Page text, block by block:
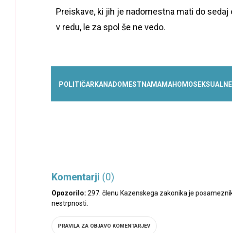
Preiskave, ki jih je nadomestna mati do
v redu, le za spol še ne vedo.
POLITIČARKANADOMESTNAMAMA
Komentarji (0)
Opozorilo: 297. členu Kazenskega zakonika je
nestrpnosti.
PRAVILA ZA OBJAVO KOMENTARJEV